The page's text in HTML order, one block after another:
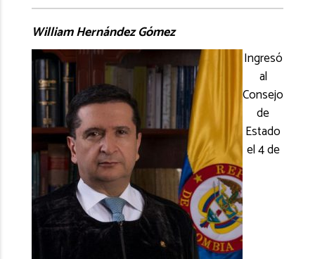
William Hernández Gómez
Ingresó
al
Consejo
de
Estado
el 4 de